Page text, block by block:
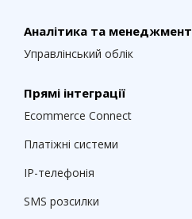
Аналітика та менеджмент
Управлінський облік
Прямі інтеграції
Ecommerce Connect
Платіжні системи
IP-телефонія
SMS розсилки